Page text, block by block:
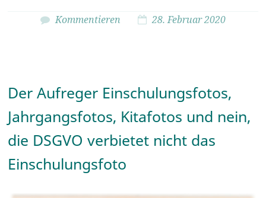
Kommentieren 28. Februar 2020
Der Aufreger Einschulungsfotos,
Jahrgangsfotos, Kitafotos und nein,
die DSGVO verbietet nicht das
Einschulungsfoto